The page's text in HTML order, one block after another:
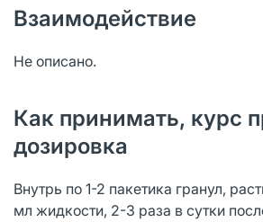
Взаимодействие
Не описано.
Как принимать, курс
дозировка
Внутрь по 1-2 пакетика гранул,
мл жидкости, 2-3 раза в сутки